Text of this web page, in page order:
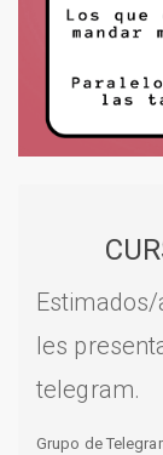
les
telegram.
Grupo de